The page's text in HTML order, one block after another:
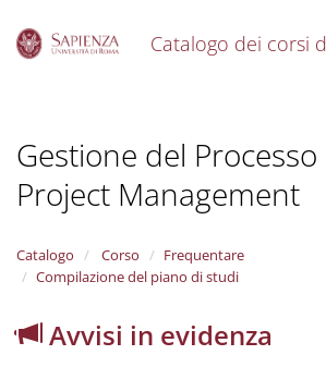
Catalogo dei corsi
Gestione del Processo
Project Management
Catalogo Corso
Frequentare
Compilazione del piano di studi
Avvisi in evidenza